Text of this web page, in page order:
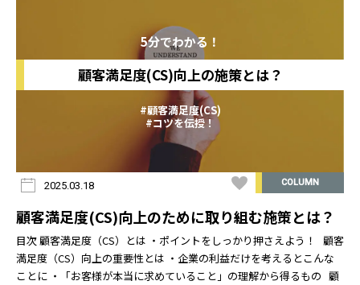
5分でわかる！
顧客満足度(CS)向上の施策とは？
#顧客満足度(CS)
#コツを伝授！
2025.03.18 COLUMN
顧客満足度(CS)向上のために取り組む施策とは？
目次 顧客満足度（CS）とは ・ポイントをしっかり押さえよう！ 顧客
満足度（CS）向上の重要性とは ・企業の利益だけを考えるとこんな
ことに ・「お客様が本当に求めていること」の理解から得るもの 顧